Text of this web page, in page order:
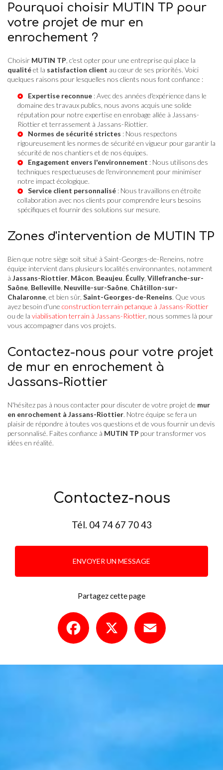
Pourquoi choisir MUTIN TP pour
votre projet de mur en
enrochement ?
Choisir MUTIN TP , c'est opter pour une entreprise qui place la
qualitéet la satisfaction client au cœur de ses priorités. Voici
quelques raisons pour lesquelles nos clients nous font confiance :
Expertise reconnue : Avec des années d'expérience dans le
domaine des travaux publics, nous avons acquis une solide
réputation pour notre expertise en enrobage allée à Jassans-
Riottieret terrassement à Jassans-Riottier.
Normes de sécurité strictes : Nous respectons
rigoureusement les normes de sécurité en vigueur pour garantir la
sécurité de nos chantiers et de nos équipes.
Engagement envers l'environnement : Nous utilisons des
techniques respectueuses de l'environnement pour minimiser
notre impact écologique.
Service client personnalisé : Nous travaillons en étroite
collaboration avec nos clients pour comprendre leurs besoins
spécifiques et fournir des solutions sur mesure.
Zones d'intervention de MUTIN TP
Bien que notre siège soit situé à Saint-Georges-de-Reneins, notre
équipe intervient dans plusieurs localités environnantes, notamment
à Jassans-Riottier Mâcon Beaujeu Écully, Villefranche-sur-
Saône Belleville Neuville-sur-Saône Châtillon-sur-
Chalaronne , et bien sûr, Saint-Georges-de-Reneins. Que vous
ayez besoin d'une construction terrain petanque à Jassans-Riottier
ou de la viabilisation terrain à Jassans-Riottier, nous sommes là pour
vous accompagner dans vos projets.
Contactez-nous pour votre projet
de mur en enrochement à
Jassans-Riottier
N'hésitez pas à nous contacter pour discuter de votre projet de mur
en enrochement à Jassans-Riottier. Notre équipe se fera un
plaisir de répondre à toutes vos questions et de vous fournir un devis
personnalisé. Faites confiance à MUTIN TP pour transformer vos
idées en réalité.
Contactez-nous
Tél. 04 74 67 70 43
ENVOYER UN MESSAGE
Partagez cette page
Facebook